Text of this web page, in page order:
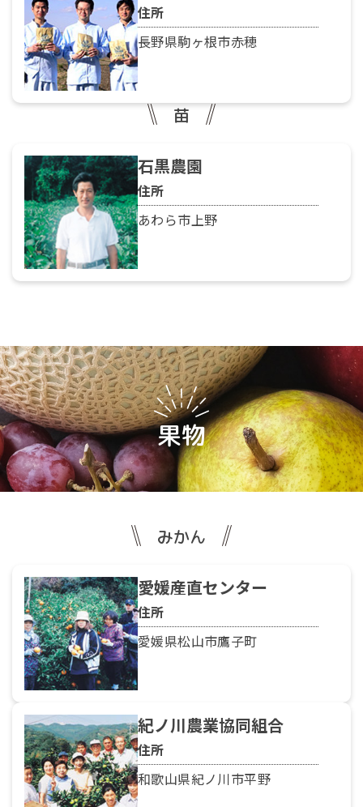
住所
長野県駒ヶ根市赤穂
苗
石黒農園
住所
あわら市上野
果物
みかん
愛媛産直センター
住所
愛媛県松山市鷹子町
紀ノ川農業協同組合
住所
和歌山県紀ノ川市平野